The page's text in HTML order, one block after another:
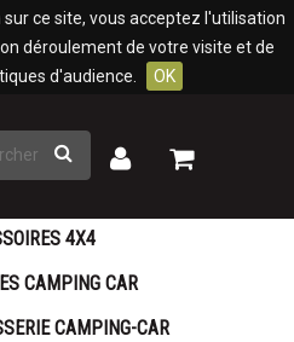
ce site, vous acceptez l'utilisation
déroulement de votre visite et de
d'audience.
OK
Rechercher
Mon
Mon
4X4
CAMPING CAR
CAMPING-CAR